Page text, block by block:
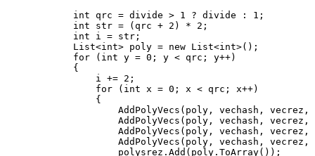
            int qrc = divide > 1 ? divide : 1;
            int str = (qrc + 2) * 2;
            int i = str;
            List<int> poly = new List<int>();
            for (int y = 0; y < qrc; y++)
            {
                i += 2;
                for (int x = 0; x < qrc; x++)
                {
AddPolyVecs(poly, vechash,
AddPolyVecs(poly, vechash,
AddPolyVecs(poly, vechash,
AddPolyVecs(poly, vechash,
                    polysrez.Add(poly.ToArray());